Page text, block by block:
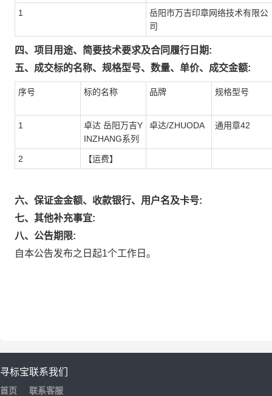
1
岳阳市万吉印章网络技术有限公
司
四、项目用途、简要技术要求及合同履行日期:
五、成交标的名称、规格型号、数量、单价、成交金额:
序号 标的名称 品牌 规格型号
1
卓达 岳阳万吉Y
INZHANG系列
卓达/ZHUODA 通用章42
2 【运费】
六、保证金金额、收款银行、用户名及卡号:
七、其他补充事宜:
八、公告期限:
自本公告发布之日起1个工作日。
寻标宝
首页
联系我们
联系客服